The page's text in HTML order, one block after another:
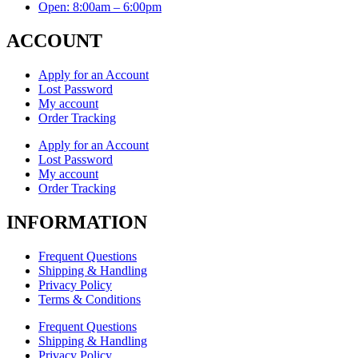
Open: 8:00am – 6:00pm
ACCOUNT
Apply for an Account
Lost Password
My account
Order Tracking
Apply for an Account
Lost Password
My account
Order Tracking
INFORMATION
Frequent Questions
Shipping & Handling
Privacy Policy
Terms & Conditions
Frequent Questions
Shipping & Handling
Privacy Policy